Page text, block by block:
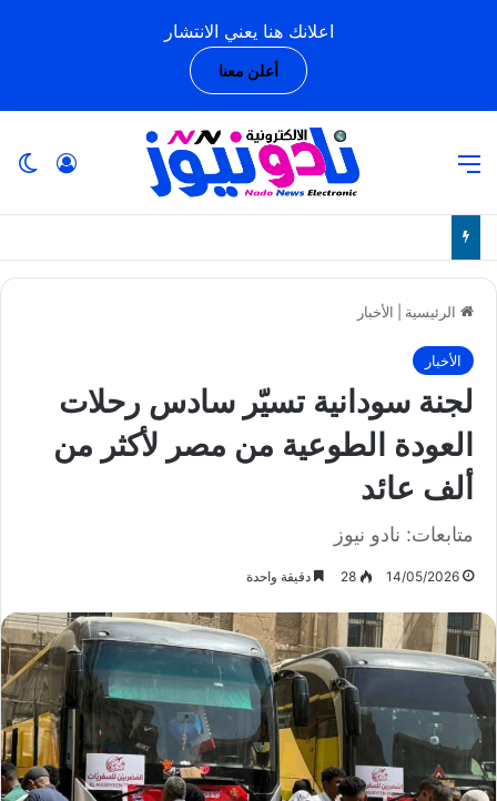
اعلانك هنا يعني الانتشار
أعلن معنا
الرئيسية الأخبار
الأخبار
لجنة سودانية تسيّر سادس رحلات
العودة الطوعية من مصر لأكثر من
ألف عائد
متابعات: نادو نيوز
14/05/2026
28 دقيقة واحدة